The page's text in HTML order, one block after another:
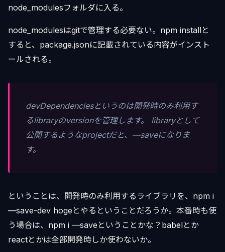
node_modulesフォルダに入る。
node_modulesはgitで管理する必要ない。npm installと
すると、package.jsonに記載されている内容がインスト
ールされる。
devDependenciesというのは開発時のみ利用す
るlibraryのversionを管理します。 libraryとして
公開するようなprojectだと、—saveになりま
す。
ということは、開発時のみ利用するライブラリを、npm i
—save-dev hogeとやるということだろうか。本番時も使
う場合は、npm i —saveということかな？babelとか
reactとかは全部開発時しか使わないか。